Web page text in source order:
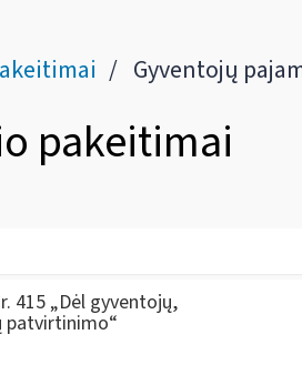
Gyventojų pajamų mokesčio
pakeitimai
415 „Dėl gyventojų,
patvirtinimo“